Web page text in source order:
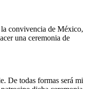
convivencia de México,
una ceremonia de
De todas formas será mi